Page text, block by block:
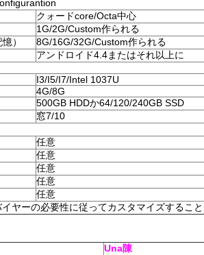
クォードcore/Octa中心
1G/2G/Custom作られる
）
8G/16G/32G/Custom作られる
アンドロイド4.4またはそれ以上に
I3/I5/I7/Intel 1037U
4G/8G
500GB HDDか64/120/240GB SSD
窓7/10
任意
任意
任意
任意
任意
ヤーの必要性に従ってカスタマイズするこ
Una陳